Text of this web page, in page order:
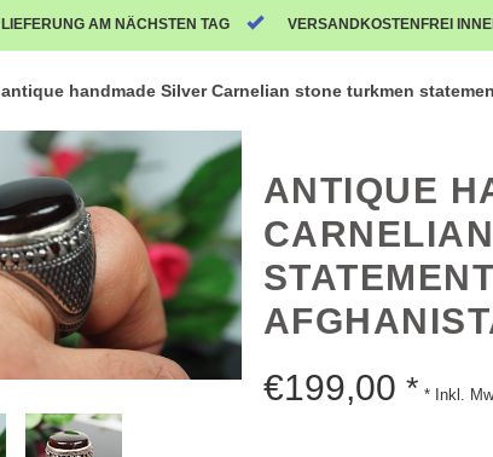
LIEFERUNG AM NÄCHSTEN TAG VERSANDKOSTENFREI
antique handmade Silver Carnelian stone turkmen
ANTIQUE
€199,00 * * Inkl.